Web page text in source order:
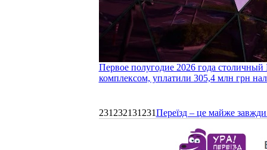
Первое полугодие 2026 года
комплексом, уплатили 305,4 млн грн
231232131231Переїзд – це майже